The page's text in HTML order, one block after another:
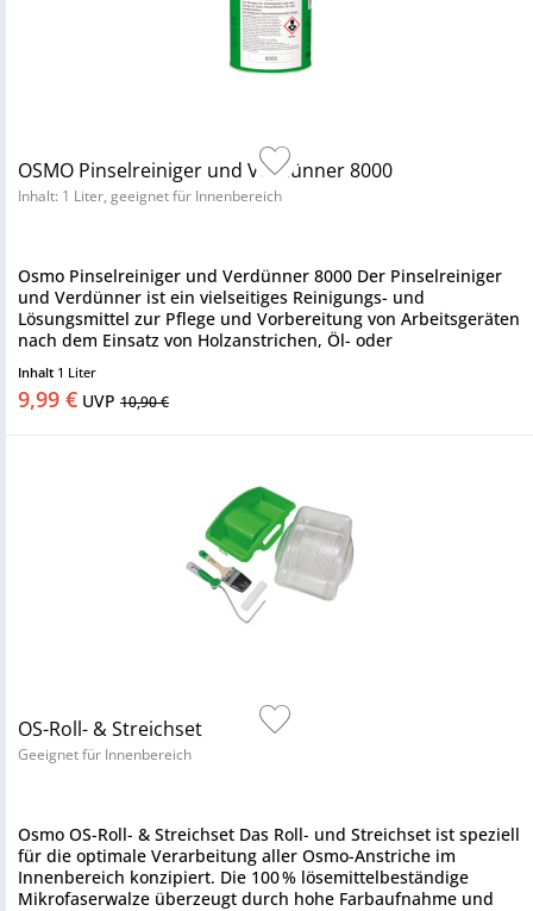
OSMO Pinselreiniger und Verdünner 8000
Inhalt: 1 Liter, geeignet für Innenbereich
Osmo Pinselreiniger und Verdünner 8000 Der Pinselreiniger
und Verdünner ist ein vielseitiges Reinigungs- und
Lösungsmittel zur Pflege und Vorbereitung von Arbeitsgeräten
nach dem Einsatz von Holzanstrichen, Öl- oder
Kunstharzfarben. Er...
Inhalt 1 Liter
9,99 € UVP 10,90 €
OS-Roll- & Streichset
Geeignet für Innenbereich
Osmo OS-Roll- & Streichset Das Roll- und Streichset ist speziell
für die optimale Verarbeitung aller Osmo-Anstriche im
Innenbereich konzipiert. Die 100 % lösemittelbeständige
Mikrofaserwalze überzeugt durch hohe Farbaufnahme und